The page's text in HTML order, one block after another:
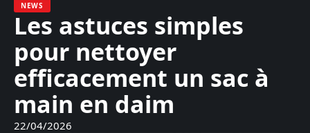
NEWS
Les astuces simples
pour nettoyer
efficacement un sac à
main en daim
22/04/2026